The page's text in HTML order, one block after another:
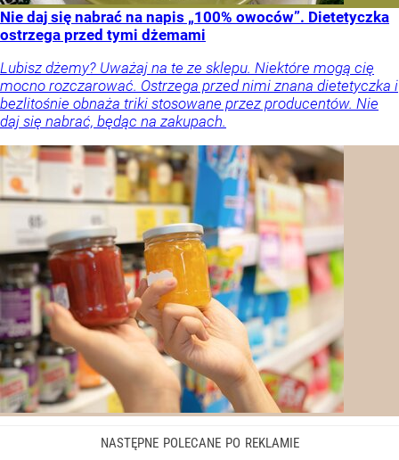
Nie daj się nabrać na napis „100% owoców”. Dietetyczka
ostrzega przed tymi dżemami
Lubisz dżemy? Uważaj na te ze sklepu. Niektóre mogą cię
mocno rozczarować. Ostrzega przed nimi znana dietetyczka i
bezlitośnie obnaża triki stosowane przez producentów. Nie
daj się nabrać, będąc na zakupach.